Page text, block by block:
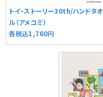
トイ・ストーリー30th/ハンドタオ
ル（アメコミ）
各税込1,760円